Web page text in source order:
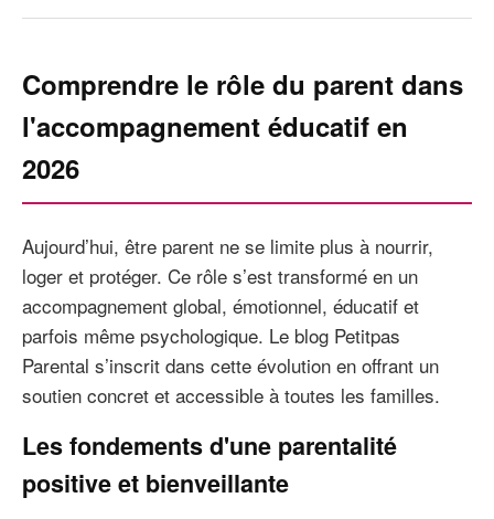
Comprendre le rôle du parent dans
l'accompagnement éducatif en
2026
Aujourd’hui, être parent ne se limite plus à nourrir,
loger et protéger. Ce rôle s’est transformé en un
accompagnement global, émotionnel, éducatif et
parfois même psychologique. Le blog Petitpas
Parental s’inscrit dans cette évolution en offrant un
soutien concret et accessible à toutes les familles.
Les fondements d'une parentalité
positive et bienveillante